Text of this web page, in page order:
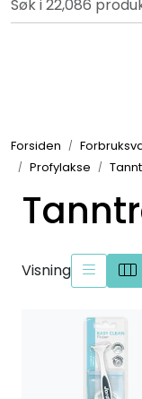
Skip to main
Bli
Forsiden
Profylakse
Visning
Småutstyr
Utstyr